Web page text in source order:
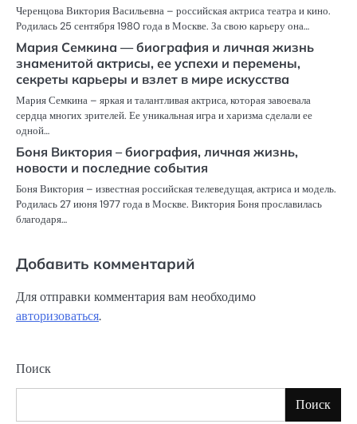
Черенцова Виктория Васильевна – российская актриса театра и кино.
Родилась 25 сентября 1980 года в Москве. За свою карьеру она…
Мария Семкина — биография и личная жизнь
знаменитой актрисы, ее успехи и перемены,
секреты карьеры и взлет в мире искусства
Мария Семкина – яркая и талантливая актриса, которая завоевала
сердца многих зрителей. Ее уникальная игра и харизма сделали ее
одной…
Боня Виктория – биография, личная жизнь,
новости и последние события
Боня Виктория – известная российская телеведущая, актриса и модель.
Родилась 27 июня 1977 года в Москве. Виктория Боня прославилась
благодаря…
Добавить комментарий
Для отправки комментария вам необходимо
авторизоваться.
Поиск
Поиск